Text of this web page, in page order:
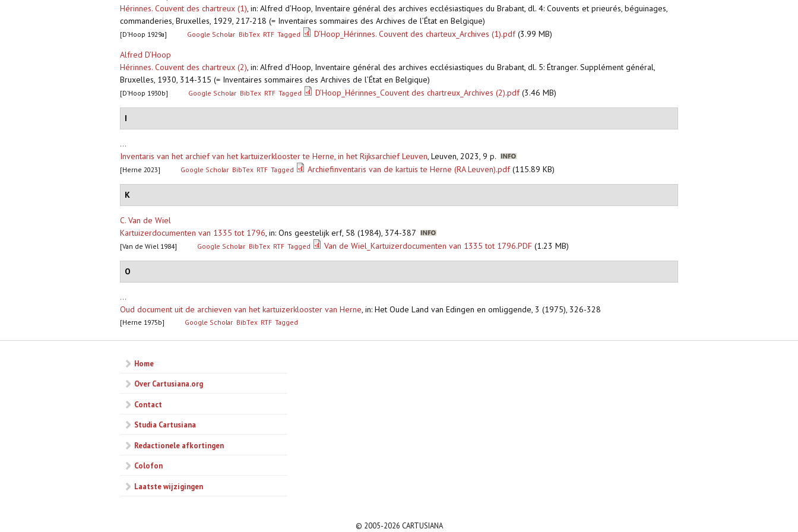
Hérinnes. Couvent des chartreux (1), in: Alfred d’Hoop, Inventaire général des archives ecclésiastiques du Brabant, dl. 4: Couvents et prieurés, béguinages,
commanderies, Bruxelles, 1929, 217-218 (= Inventaires sommaires des Archives de l’État en Belgique)
[D’Hoop 1929a] Google Scholar BibTex RTF Tagged D’Hoop_Hérinnes. Couvent des charteux_Archives (1).pdf(3.99 MB)
Alfred D’Hoop
Hérinnes. Couvent des chartreux (2), in: Alfred d’Hoop, Inventaire général des archives ecclésiastiques du Brabant, dl. 5: Étranger. Supplément général,
Bruxelles, 1930, 314-315 (= Inventaires sommaires des Archives de l’État en Belgique)
[D’Hoop 1930b] Google Scholar BibTex RTF Tagged D’Hoop_Hérinnes_Couvent des chartreux_Archives (2).pdf(3.46 MB)
I
...
Inventaris van het archief van het kartuizerklooster te Herne, in het Rijksarchief Leuven, Leuven, 2023, 9 p.
[Herne 2023] Google Scholar BibTex RTF Tagged Archiefinventaris van de kartuis te Herne (RA Leuven).pdf(115.89 KB)
K
C. Van de Wiel
Kartuizerdocumenten van 1335 tot 1796, in: Ons geestelijk erf, 58 (1984), 374-387
[Van de Wiel 1984] Google Scholar BibTex RTF Tagged Van de Wiel_Kartuizerdocumenten van 1335 tot 1796.PDF (1.23 MB)
O
...
Oud document uit de archieven van het kartuizerklooster van Herne, in: Het Oude Land van Edingen en omliggende, 3 (1975), 326-328
[Herne 1975b] Google Scholar BibTex RTF Tagged
Home
Over Cartusiana.org
Contact
Studia Cartusiana
Redactionele afkortingen
Colofon
Laatste wijzigingen
© 2005-2026 CARTUSIANA